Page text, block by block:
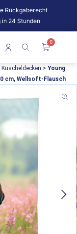
Rückgaberecht
24 Stunden
0
Kuscheldecken > Young
cm, Wellsoft-Flausch